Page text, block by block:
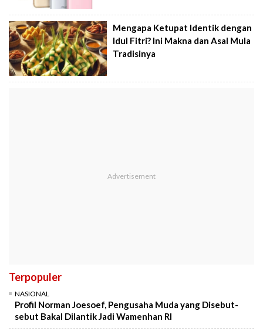
Mengapa Ketupat Identik dengan
Idul Fitri? Ini Makna dan Asal Mula
Tradisinya
Terpopuler
NASIONAL
Profil Norman Joesoef, Pengusaha Muda yang Disebut-
sebut Bakal Dilantik Jadi Wamenhan RI